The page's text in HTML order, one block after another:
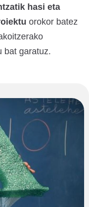
hasi eta
orokor batez
bat garatuz.